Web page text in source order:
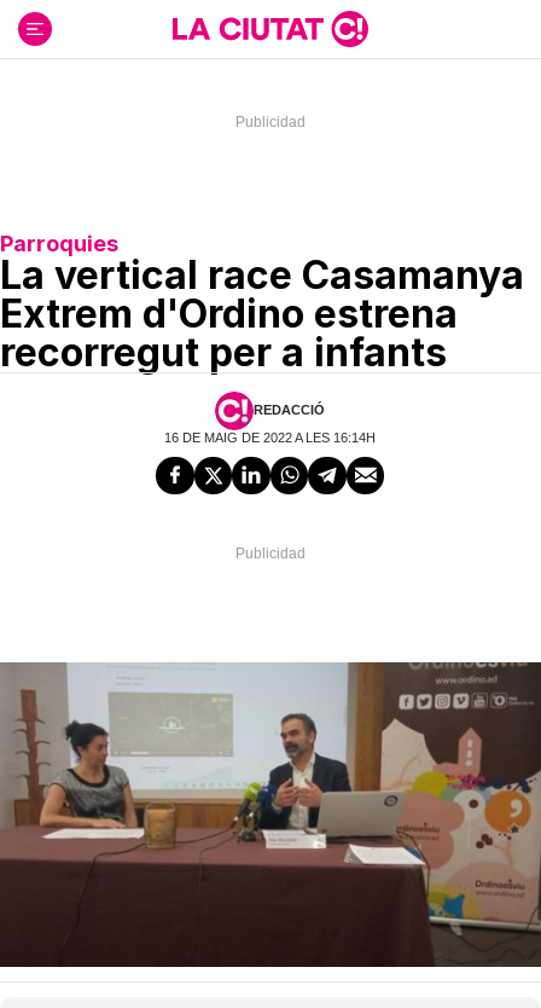
contenido
Parroquies
La vertical race Casamanya
Extrem d'Ordino estrena
recorregut per a infants
REDACCIÓ
16 DE MAIG DE 2022 A LES 16:14H